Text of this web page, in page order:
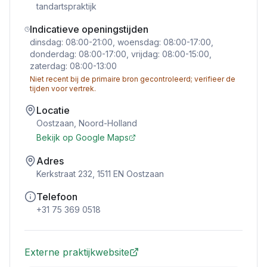
tandartspraktijk
Indicatieve openingstijden
dinsdag: 08:00-21:00, woensdag: 08:00-17:00,
donderdag: 08:00-17:00, vrijdag: 08:00-15:00,
zaterdag: 08:00-13:00
Niet recent bij de primaire bron gecontroleerd; verifieer de
tijden voor vertrek.
Locatie
Oostzaan Noord-Holland
Bekijk op Google Maps
Adres
Kerkstraat 232, 1511 EN Oostzaan
Telefoon
+31 75 369 0518
Externe praktijkwebsite